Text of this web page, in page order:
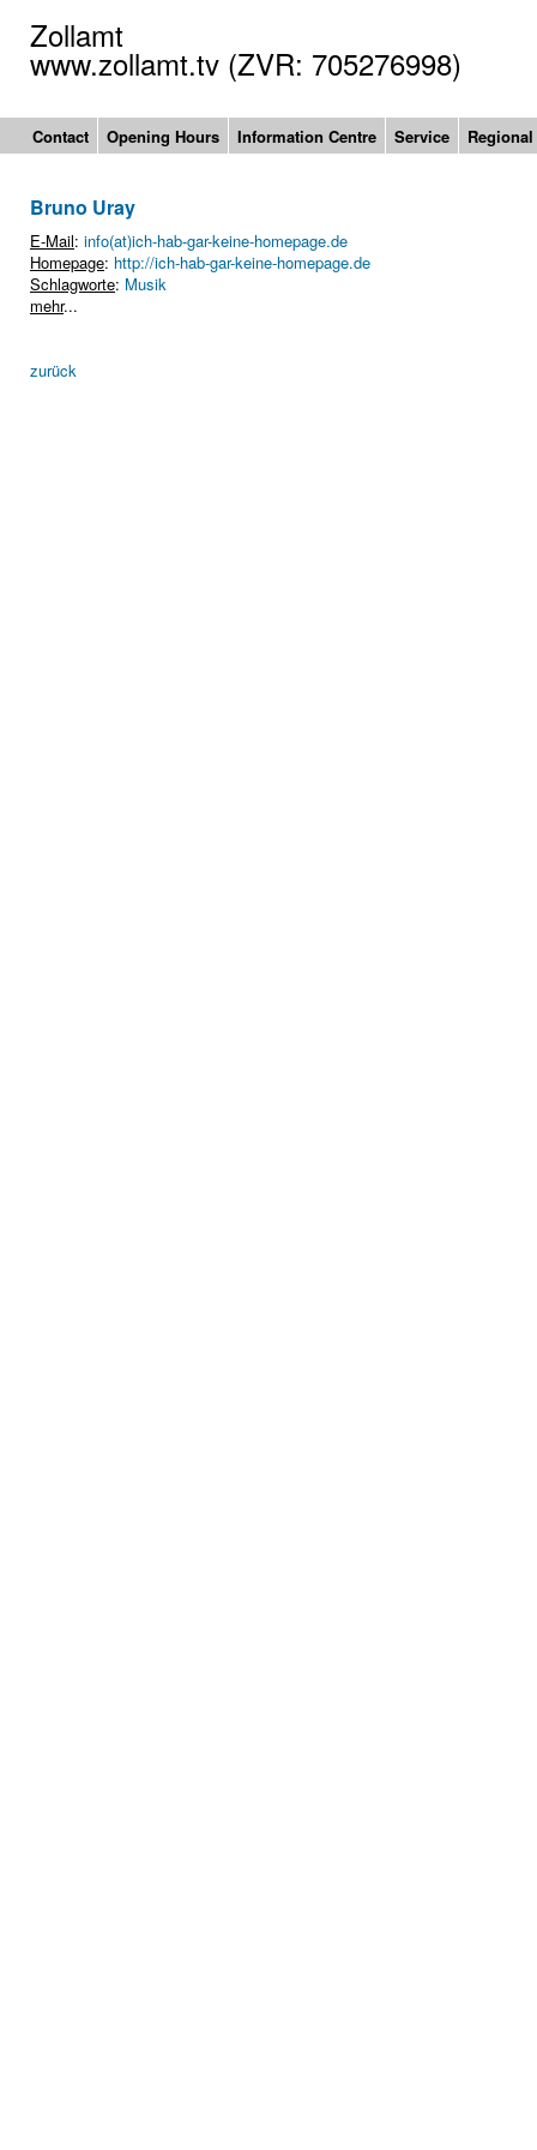
Zollamt
www.zollamt.tv (ZVR: 705276998)
Contact Opening Hours Information Centre Service
Bruno Uray
E-Mail: info(at)ich-hab-gar-keine-homepage.de
Homepage: http://ich-hab-gar-keine-homepage.de
Schlagworte: Musik
mehr...
zurück